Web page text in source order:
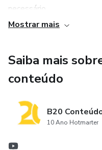
necessário.
Mostrar mais
Saiba mais
conteúdo
B20
10 Ano Hotmarter